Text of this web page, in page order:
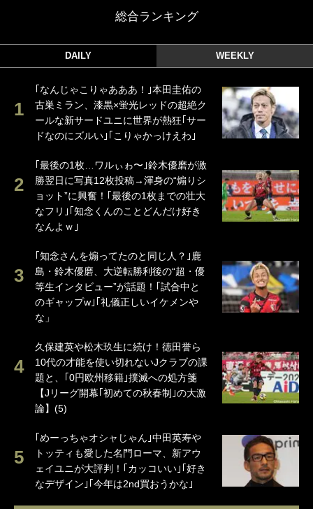
総合ランキング
DAILY WEEKLY
｢なんじゃこりゃあああ！｣本田圭佑の
古巣ミラン、漆黒×蛍光レッドの超絶ク
ールな新サードユニに世界が熱狂｢サー
ドなのにズルい｣｢こりゃかっけえわ｣
｢最後の1枚…ワルぃゎ〜｣鈴木優磨が激
勝翌日に写真12枚投稿→渾身の“煽りシ
ョット”に興奮！｢最後の1枚までの壮大
なフリ｣｢知念くんのことどんだけ好き
なんよｗ｣
｢知念さんを煽ってたのと同じ人？｣鹿
島・鈴木優磨、大逆転勝利後の“超・優
等生インタビュー”が話題！｢試合中と
のギャップw｣｢礼儀正しいイケメンや
な」
久保建英や松木玖生に続け！徳田誉ら
10代の才能を使い切れないJクラブの課
題と、｢0円欧州移籍｣撲滅への処方箋
【Jリーグ開幕｢初めての秋春制｣の大激
論】(5)
｢めーっちゃオシャじゃん｣中田英寿や
トッティも愛した名門ローマ、新アウ
ェイユニが大評判！｢カッコいい｣｢好き
なデザイン｣｢今年は2nd買おうかな｣